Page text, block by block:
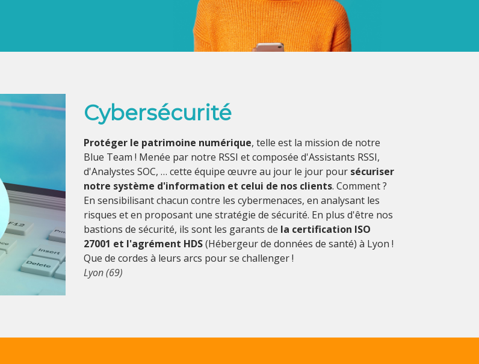
Cybersécurité
Protéger le patrimoine numérique, telle est la mission de notre
Blue Team ! Menée par notre RSSI et composée d'Assistants RSSI,
d'Analystes SOC, … cette équipe œuvre au jour le jour pour sécuriser
notre système d'information et celui de nos clients. Comment ?
En sensibilisant chacun contre les cybermenaces, en analysant les
risques et en proposant une stratégie de sécurité. En plus d'être nos
bastions de sécurité, ils sont les garants de la certification ISO
27001 et l'agrément HDS(Hébergeur de données de santé) à Lyon !
Que de cordes à leurs arcs pour se challenger !
Lyon (69)